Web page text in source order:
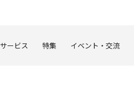
サービス 特集 イベント・交流